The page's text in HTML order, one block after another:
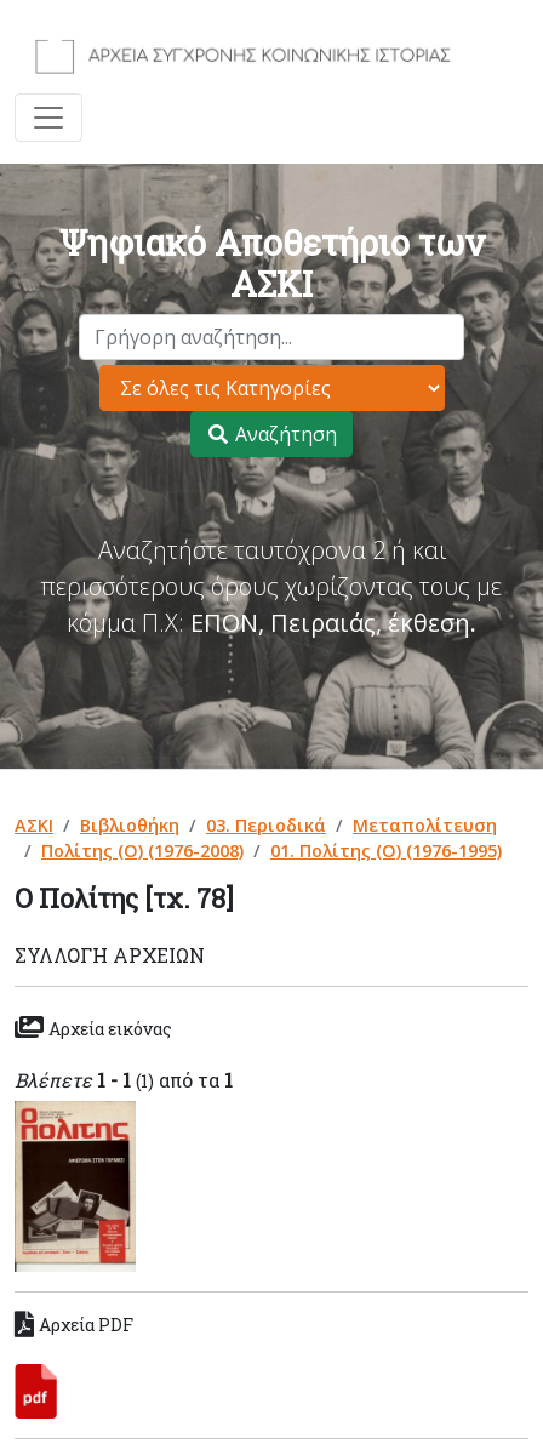
Ψηφιακό Αποθετήριο των
ΑΣΚΙ
Αναζήτηση
Αναζητήστε ταυτόχρονα 2 ή και
περισσότερους όρους χωρίζοντας τους με
κόμμα Π.Χ: ΕΠΟΝ, Πειραιάς, έκθεση.
ΑΣΚΙ Βιβλιοθήκη 03. Περιοδικά
Μεταπολίτευση
Πολίτης (Ο) (1976-2008)
01. Πολίτης (Ο) (1976-1995)
Ο Πολίτης [τχ. 78]
ΣΥΛΛΟΓΉ ΑΡΧΕΊΩΝ
Αρχεία εικόνας
Βλέπετε 1 - 1 (1) από τα 1
Αρχεία PDF